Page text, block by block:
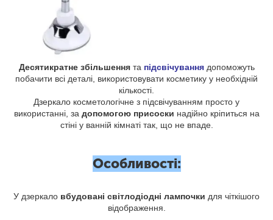
Десятикратне збільшеннята підсвічуваннядопоможуть
побачити всі деталі, використовувати косметику у необхідній
кількості.
Дзеркало косметологічне з підсвічуванням просто у
використанні, за допомогою присоски надійно кріпиться на
стіні у ванній кімнаті так, що не впаде.
Особливості:
У дзеркало вбудовані світлодіодні лампочки для чіткішого
відображення.